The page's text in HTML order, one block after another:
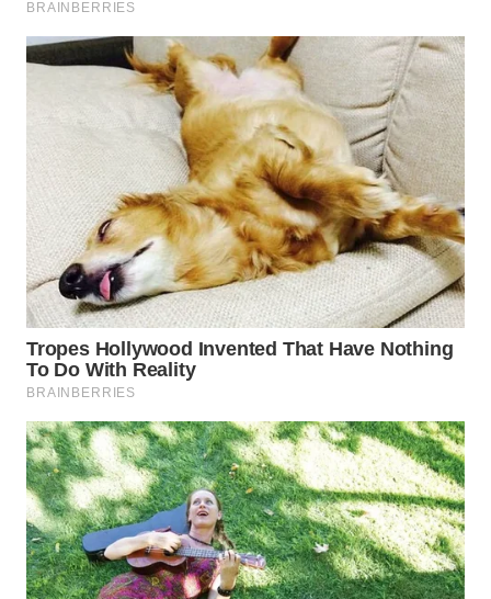
WN
INDRAMAYU
KUNINGAN
WN
MAJALENGKA
WN
SUBANG
WN
SUKABUMI
WN
PURWAKARTA
WN
PRIANGAN
TIMUR